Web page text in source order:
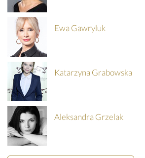
Ewa Gawryluk
Katarzyna Grabowska
Aleksandra Grzelak